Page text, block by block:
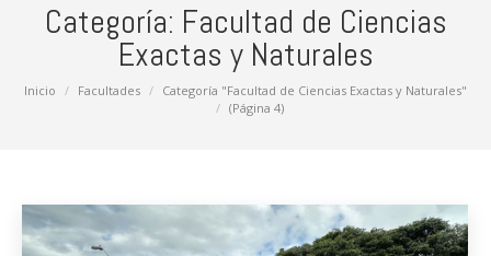
Categoría: Facultad de Ciencias
Exactas y Naturales
Estás aquí:
Inicio Facultades
Categoría "Facultad de Ciencias Exactas y Naturales"
(Página 4)